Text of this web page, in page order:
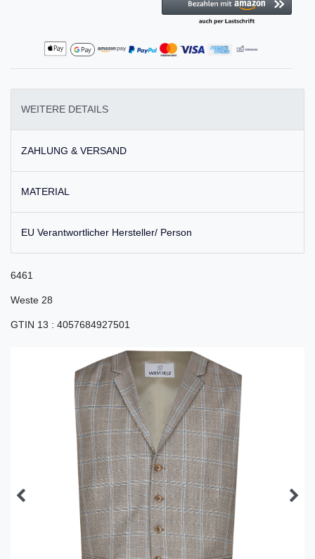
WEITERE DETAILS
ZAHLUNG & VERSAND
MATERIAL
EU Verantwortlicher Hersteller/ Person
6461
Weste 28
GTIN 13 : 4057684927501